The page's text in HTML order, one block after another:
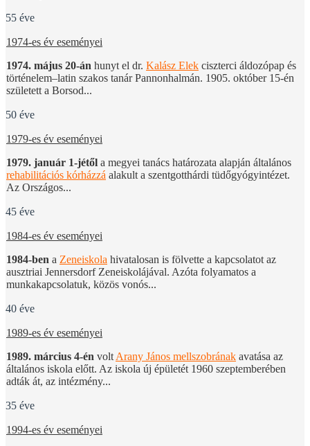
55 éve
1974-es év eseményei
1974. május 20-án hunyt el dr. Kalász Elek ciszterci áldozópap és
történelem–latin szakos tanár Pannonhalmán. 1905. október 15-én
született a Borsod...
50 éve
1979-es év eseményei
1979. január 1-jétől a megyei tanács határozata alapján általános
rehabilitációs kórházzá alakult a szentgotthárdi tüdőgyógyintézet.
Az Országos...
45 éve
1984-es év eseményei
1984-ben a Zeneiskola hivatalosan is fölvette a kapcsolatot az
ausztriai Jennersdorf Zeneiskolájával. Azóta folyamatos a
munkakapcsolatuk, közös vonós...
40 éve
1989-es év eseményei
1989. március 4-én volt Arany János mellszobrának avatása az
általános iskola előtt. Az iskola új épületét 1960 szeptemberében
adták át, az intézmény...
35 éve
1994-es év eseményei